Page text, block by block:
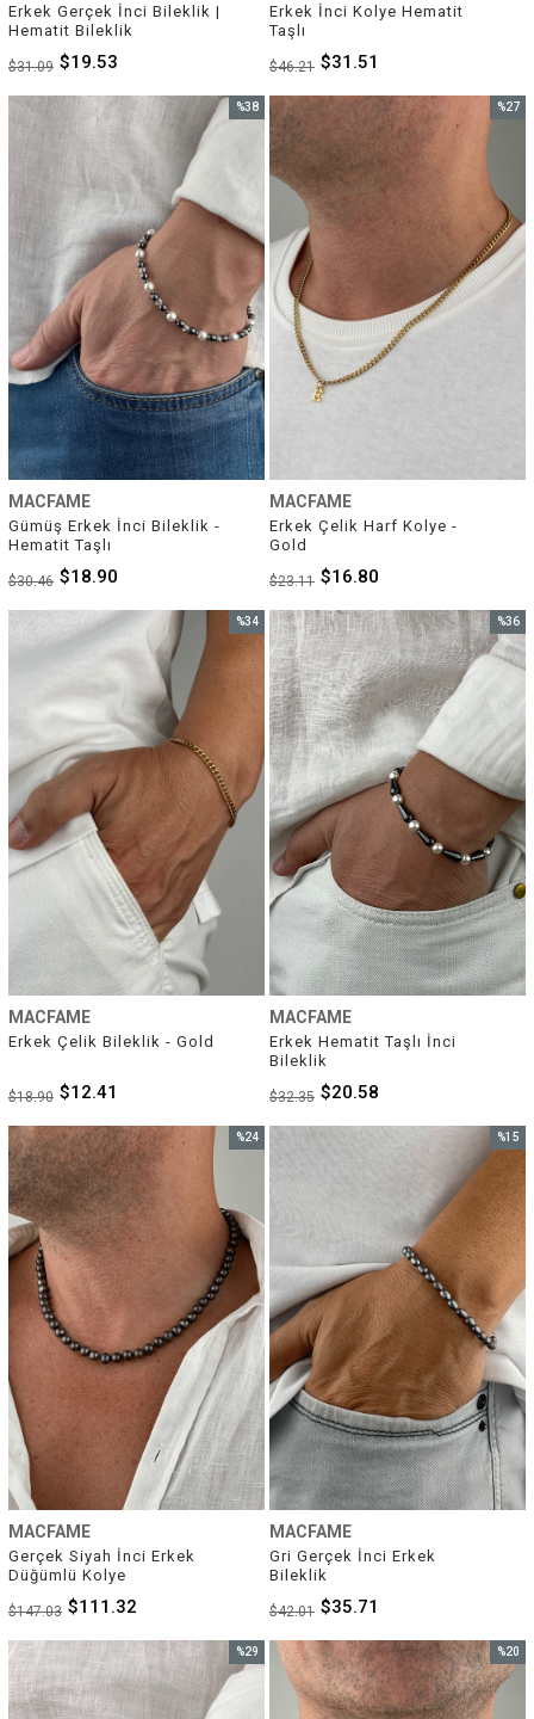
Erkek Gerçek İnci Bileklik |
Hematit Bileklik
$19.53
$31.09
Erkek İnci Kolye Hematit
Taşlı
$31.51
$46.21
MACFAME
Gümüş Erkek İnci Bileklik -
Hematit Taşlı
$18.90
$30.46
%38
MACFAME
Erkek Çelik Harf Kolye -
Gold
$16.80
$23.11
%27
MACFAME
Erkek Çelik Bileklik - Gold
$12.41
$18.90
%34
%34İndirim
MACFAME
Erkek Hematit Taşlı İnci
Bileklik
$20.58
$32.35
%36
İndirim
MACFAME
Gerçek Siyah İnci Erkek
Düğümlü Kolye
$111.32
$147.03
%24
MACFAME
Gri Gerçek İnci Erkek
Bileklik
$35.71
$42.01
%15
%29
İndirim
%20
İndirim